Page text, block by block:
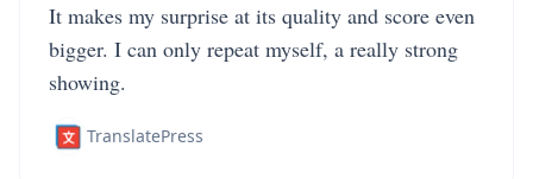
It makes my surprise at its quality and score even
bigger. I can only repeat myself, a really strong
showing.
TranslatePress